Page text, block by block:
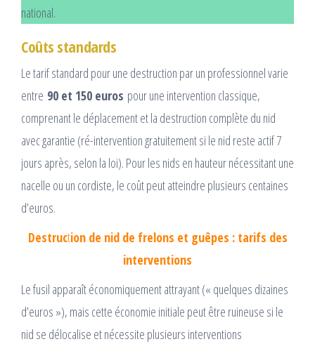
national.
Coûts standards
Le tarif standard pour une destruction par un professionnel varie
entre 90 et 150 euros pour une intervention classique,
comprenant le déplacement et la destruction complète du nid
avec garantie (ré-intervention gratuitement si le nid reste actif 7
jours après, selon la loi). Pour les nids en hauteur nécessitant une
nacelle ou un cordiste, le coût peut atteindre plusieurs centaines
d’euros.​
Destruction de nid de frelons et guêpes : tarifs des
interventions
Le fusil apparaît économiquement attrayant (« quelques dizaines
d’euros »), mais cette économie initiale peut être ruineuse si le
nid se délocalise et nécessite plusieurs interventions